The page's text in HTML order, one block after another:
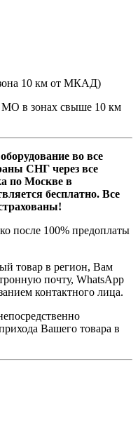
10 км от МКАД)
МО в зонах свыше 10 км
во все
СНГ через все
по Москве в
бесплатно. Все
после 100% предоплаты
товар в регион, Вам
почту, WhatsApp
контактного лица.
Вашего товара в